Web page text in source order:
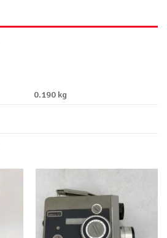
0.190 kg